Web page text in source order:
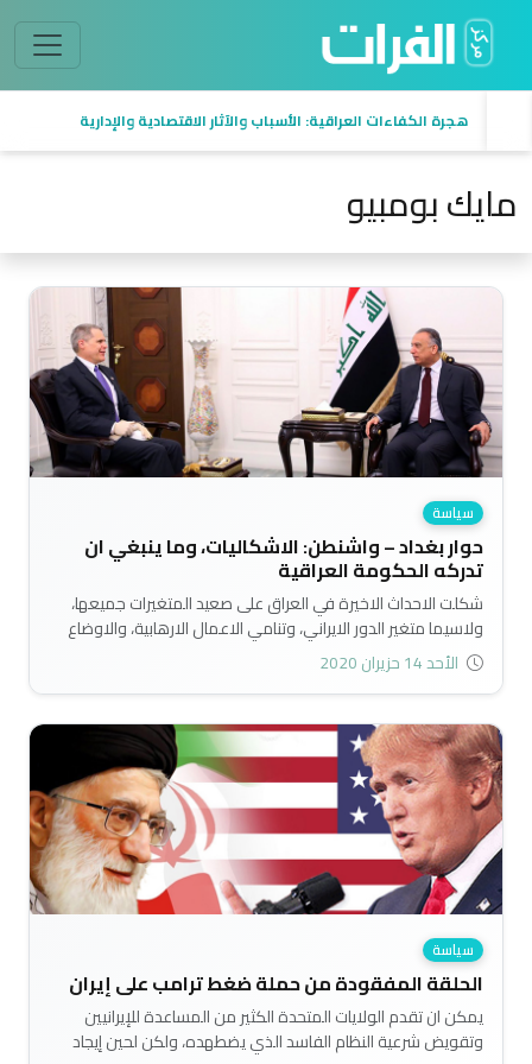
هجرة الكفاءات العراقية: الأسباب والآثار الاقتصادية والإدارية
مايك بومبيو
سياسة
حوار بغداد – واشنطن: الاشكاليات، وما ينبغي ان
تدركه الحكومة العراقية
شكلت الاحداث الاخيرة في العراق على صعيد المتغيرات جميعها،
ولاسيما متغير الدور الايراني، وتنامي الاعمال الارهابية، والاوضاع
الاقتصادية والسياسية خطرا وجوديا على الدور الاميركي في العراق.
وقد دفعت تلك المتغيرات الى اظهار الحرص الاميركي على التعاون
مع العراق في مجالات الامن والاقتصاد والدعم الدولي..
الأحد 14 حزيران 2020
سياسة
الحلقة المفقودة من حملة ضغط ترامب على إيران
يمكن ان تقدم الولايات المتحدة الكثير من المساعدة للإيرانيين
وتقويض شرعية النظام الفاسد الذي يضطهده، ولكن لحين إيجاد